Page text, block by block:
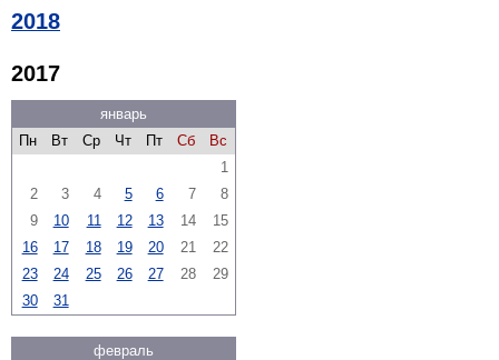
2018
2017
январь
Пн
Вт Ср Чт Пт Сб
Вс
1
2
3 4 5 6 7
8
9
10 11 12 13 14
15
16
17 18 19 20 21
22
23
24 25 26 27 28
29
30
31
февраль